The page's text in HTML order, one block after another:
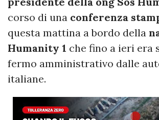
corso di una conferenza
questa mattina a bordo della
Humanity 1 che fino a ieri era
fermo amministrativo dalle
italiane.